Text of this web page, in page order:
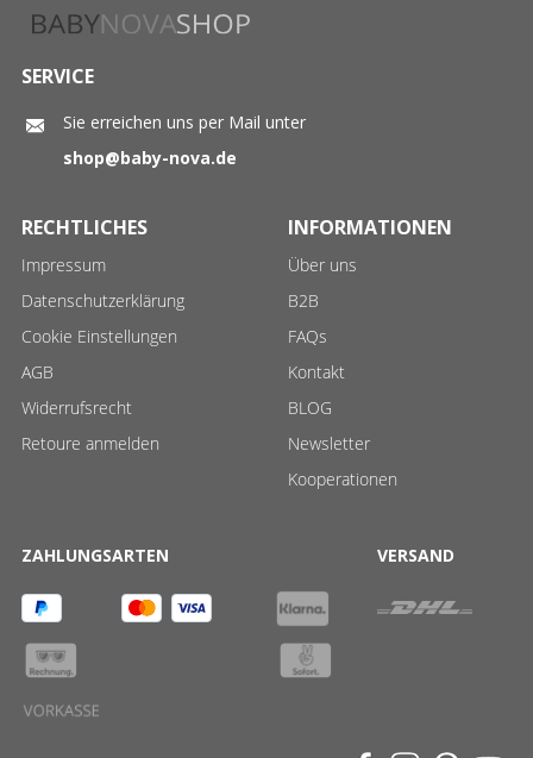
SERVICE
Sie erreichen uns per Mail unter
shop@baby-nova.de
RECHTLICHES
Impressum
Datenschutzerklärung
Cookie Einstellungen
AGB
Widerrufsrecht
Retoure anmelden
INFORMATIONEN
Über uns
B2B
FAQs
Kontakt
BLOG
Newsletter
Kooperationen
ZAHLUNGSARTEN VERSAND